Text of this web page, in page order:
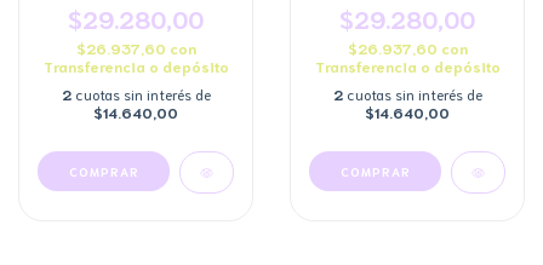
$29.280,00
$26.937,60 con
Transferencia o depósito
2 cuotas sin interés de
$14.640,00
$29.280,00
$26.937,60 con
Transferencia o depósito
2 cuotas sin interés de
$14.640,00